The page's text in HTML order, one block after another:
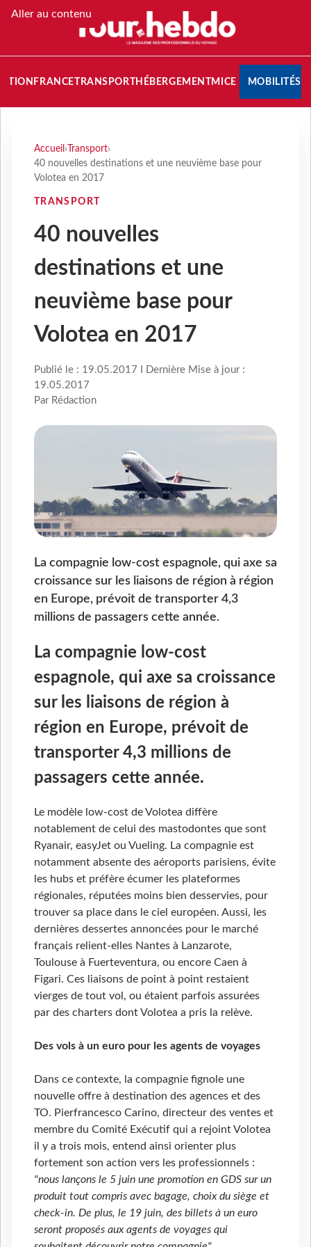
Aller au contenu
FRANCETRANSPORT HÉBERGEMENTMICE MOBILITÉS
Accueil › Transport›
40 nouvelles destinations et une neuvième base pour
Volotea en 2017
TRANSPORT
40 nouvelles
destinations et une
neuvième base pour
Volotea en 2017
Publié le : 19.05.2017 I Dernière Mise à jour :
19.05.2017
Par Rédaction
La compagnie low-cost espagnole, qui axe sa
croissance sur les liaisons de région à région
en Europe, prévoit de transporter 4,3
millions de passagers cette année.
La compagnie low-cost
espagnole, qui axe sa croissance
sur les liaisons de région à
région en Europe, prévoit de
transporter 4,3 millions de
passagers cette année.
Le modèle low-cost de Volotea diffère
notablement de celui des mastodontes que sont
Ryanair, easyJet ou Vueling. La compagnie est
notamment absente des aéroports parisiens, évite
les hubs et préfère écumer les plateformes
régionales, réputées moins bien desservies, pour
trouver sa place dans le ciel européen. Aussi, les
dernières dessertes annoncées pour le marché
français relient-elles Nantes à Lanzarote,
Toulouse à Fuerteventura, ou encore Caen à
Figari. Ces liaisons de point à point restaient
vierges de tout vol, ou étaient parfois assurées
par des charters dont Volotea a pris la relève.
Des vols à un euro pour les agents de voyages
Dans ce contexte, la compagnie fignole une
nouvelle offre à destination des agences et des
TO. Pierfrancesco Carino, directeur des ventes et
membre du Comité Exécutif qui a rejoint Volotea
il y a trois mois, entend ainsi orienter plus
fortement son action vers les professionnels :
"nous lançons le 5 juin une promotion en GDS sur un
produit tout compris avec bagage, choix du siège et
check-in. De plus, le 19 juin, des billets à un euro
seront proposés aux agents de voyages qui